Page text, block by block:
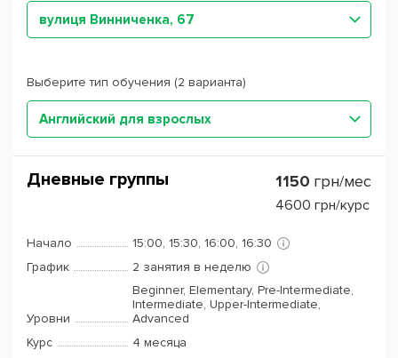
вулиця Винниченка, 67
Выберите тип обучения (2 варианта)
Английский для взрослых
Дневные группы 1150 грн/мес
4600 грн/курс
Начало
15:00, 15:30, 16:00, 16:30
График
2 занятия в неделю
Уровни
Beginner, Elementary, Pre-Intermediate,
Intermediate, Upper-Intermediate,
Advanced
Курс
4 месяца